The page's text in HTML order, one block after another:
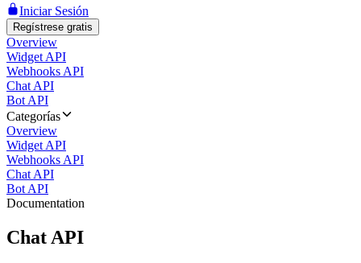
Iniciar Sesión
Regístrese gratis
Overview
Widget API
Webhooks API
Chat API
Bot API
Categorías
Overview
Widget API
Webhooks API
Chat API
Bot API
Documentation
Chat API